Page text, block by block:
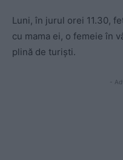
Luni, în jurul orei 11.30,
cu mama ei, o femeie în
plină de turiști.
-